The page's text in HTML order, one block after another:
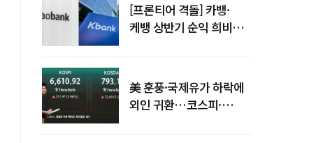
[프론티어 격돌] 카뱅·
케뱅 상반기 순익 희비…
美 훈풍·국제유가 하락에
외인 귀환…코스피·